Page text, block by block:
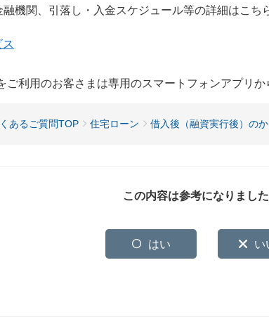
機関、引落し・入金スケジュール等の詳細はこち
利用のお客さまは専用のスマートフォンアプリか
あるご質問TOP 住宅ローン 借入後（融資実行後）の
この内容は参考になりまし
はい い